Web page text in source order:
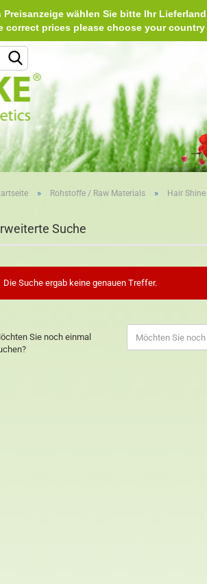
Preisanzeige wählen Sie bitte Ihr
correct prices please choose
» Rohstoffe / Raw Materials » Hair
Suche
Die Suche ergab keine genauen Treffer.
Sie noch einmal